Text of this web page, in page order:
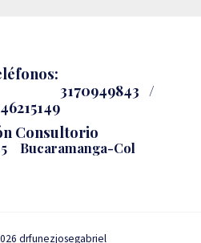
3170949843 /
Consultorio
Bucaramanga-Col
drfunezjosegabriel